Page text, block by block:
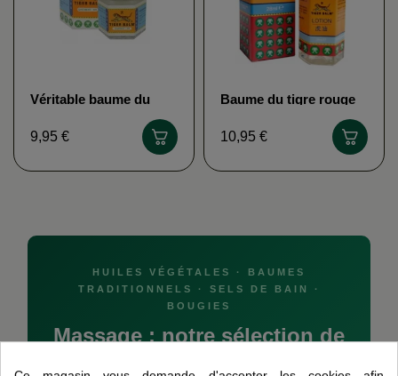
Véritable baume du
BALM
9,95 €
Baume du tigre rouge
10,95 €
HUILES VÉGÉTALES · BAUMES
TRADITIONNELS · SELS DE BAIN ·
BOUGIES
Massage : notre sélection de